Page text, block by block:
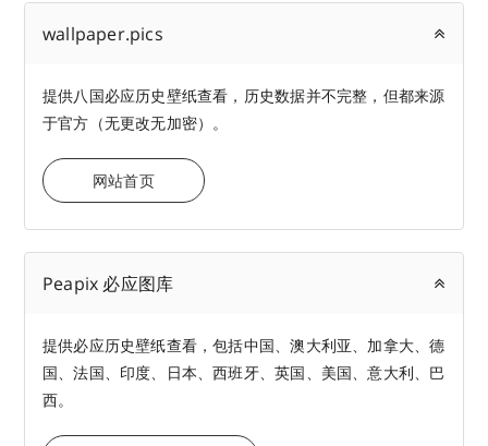
wallpaper.pics
提供八国必应历史壁纸查看，历史数据并不完整，但都来源
于官方（无更改无加密）。
网站首页
Peapix 必应图库
提供必应历史壁纸查看，包括中国、澳大利亚、加拿大、德
国、法国、印度、日本、西班牙、英国、美国、意大利、巴
西。